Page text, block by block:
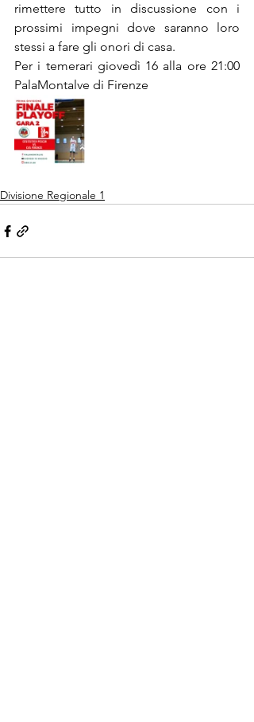
rimettere tutto in discussione con i
prossimi impegni dove saranno loro
stessi a fare gli onori di casa.
Per i temerari giovedì 16 alla ore 21:00
PalaMontalve di Firenze
Divisione Regionale 1